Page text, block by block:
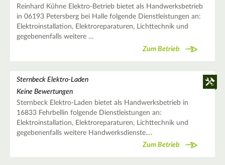
Reinhard Kühne Elektro-Betrieb bietet als Handwerksbetrieb
in 06193 Petersberg bei Halle folgende Dienstleistungen an:
Elektroinstallation, Elektroreparaturen, Lichttechnik und
gegebenenfalls weitere …
Zum Betrieb
Sternbeck Elektro-Laden
Keine Bewertungen
Sternbeck Elektro-Laden bietet als Handwerksbetrieb in
16833 Fehrbellin folgende Dienstleistungen an:
Elektroinstallation, Elektroreparaturen, Lichttechnik und
gegebenenfalls weitere Handwerksdienste.…
Zum Betrieb